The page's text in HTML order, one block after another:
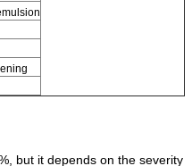
but it depends on the severity